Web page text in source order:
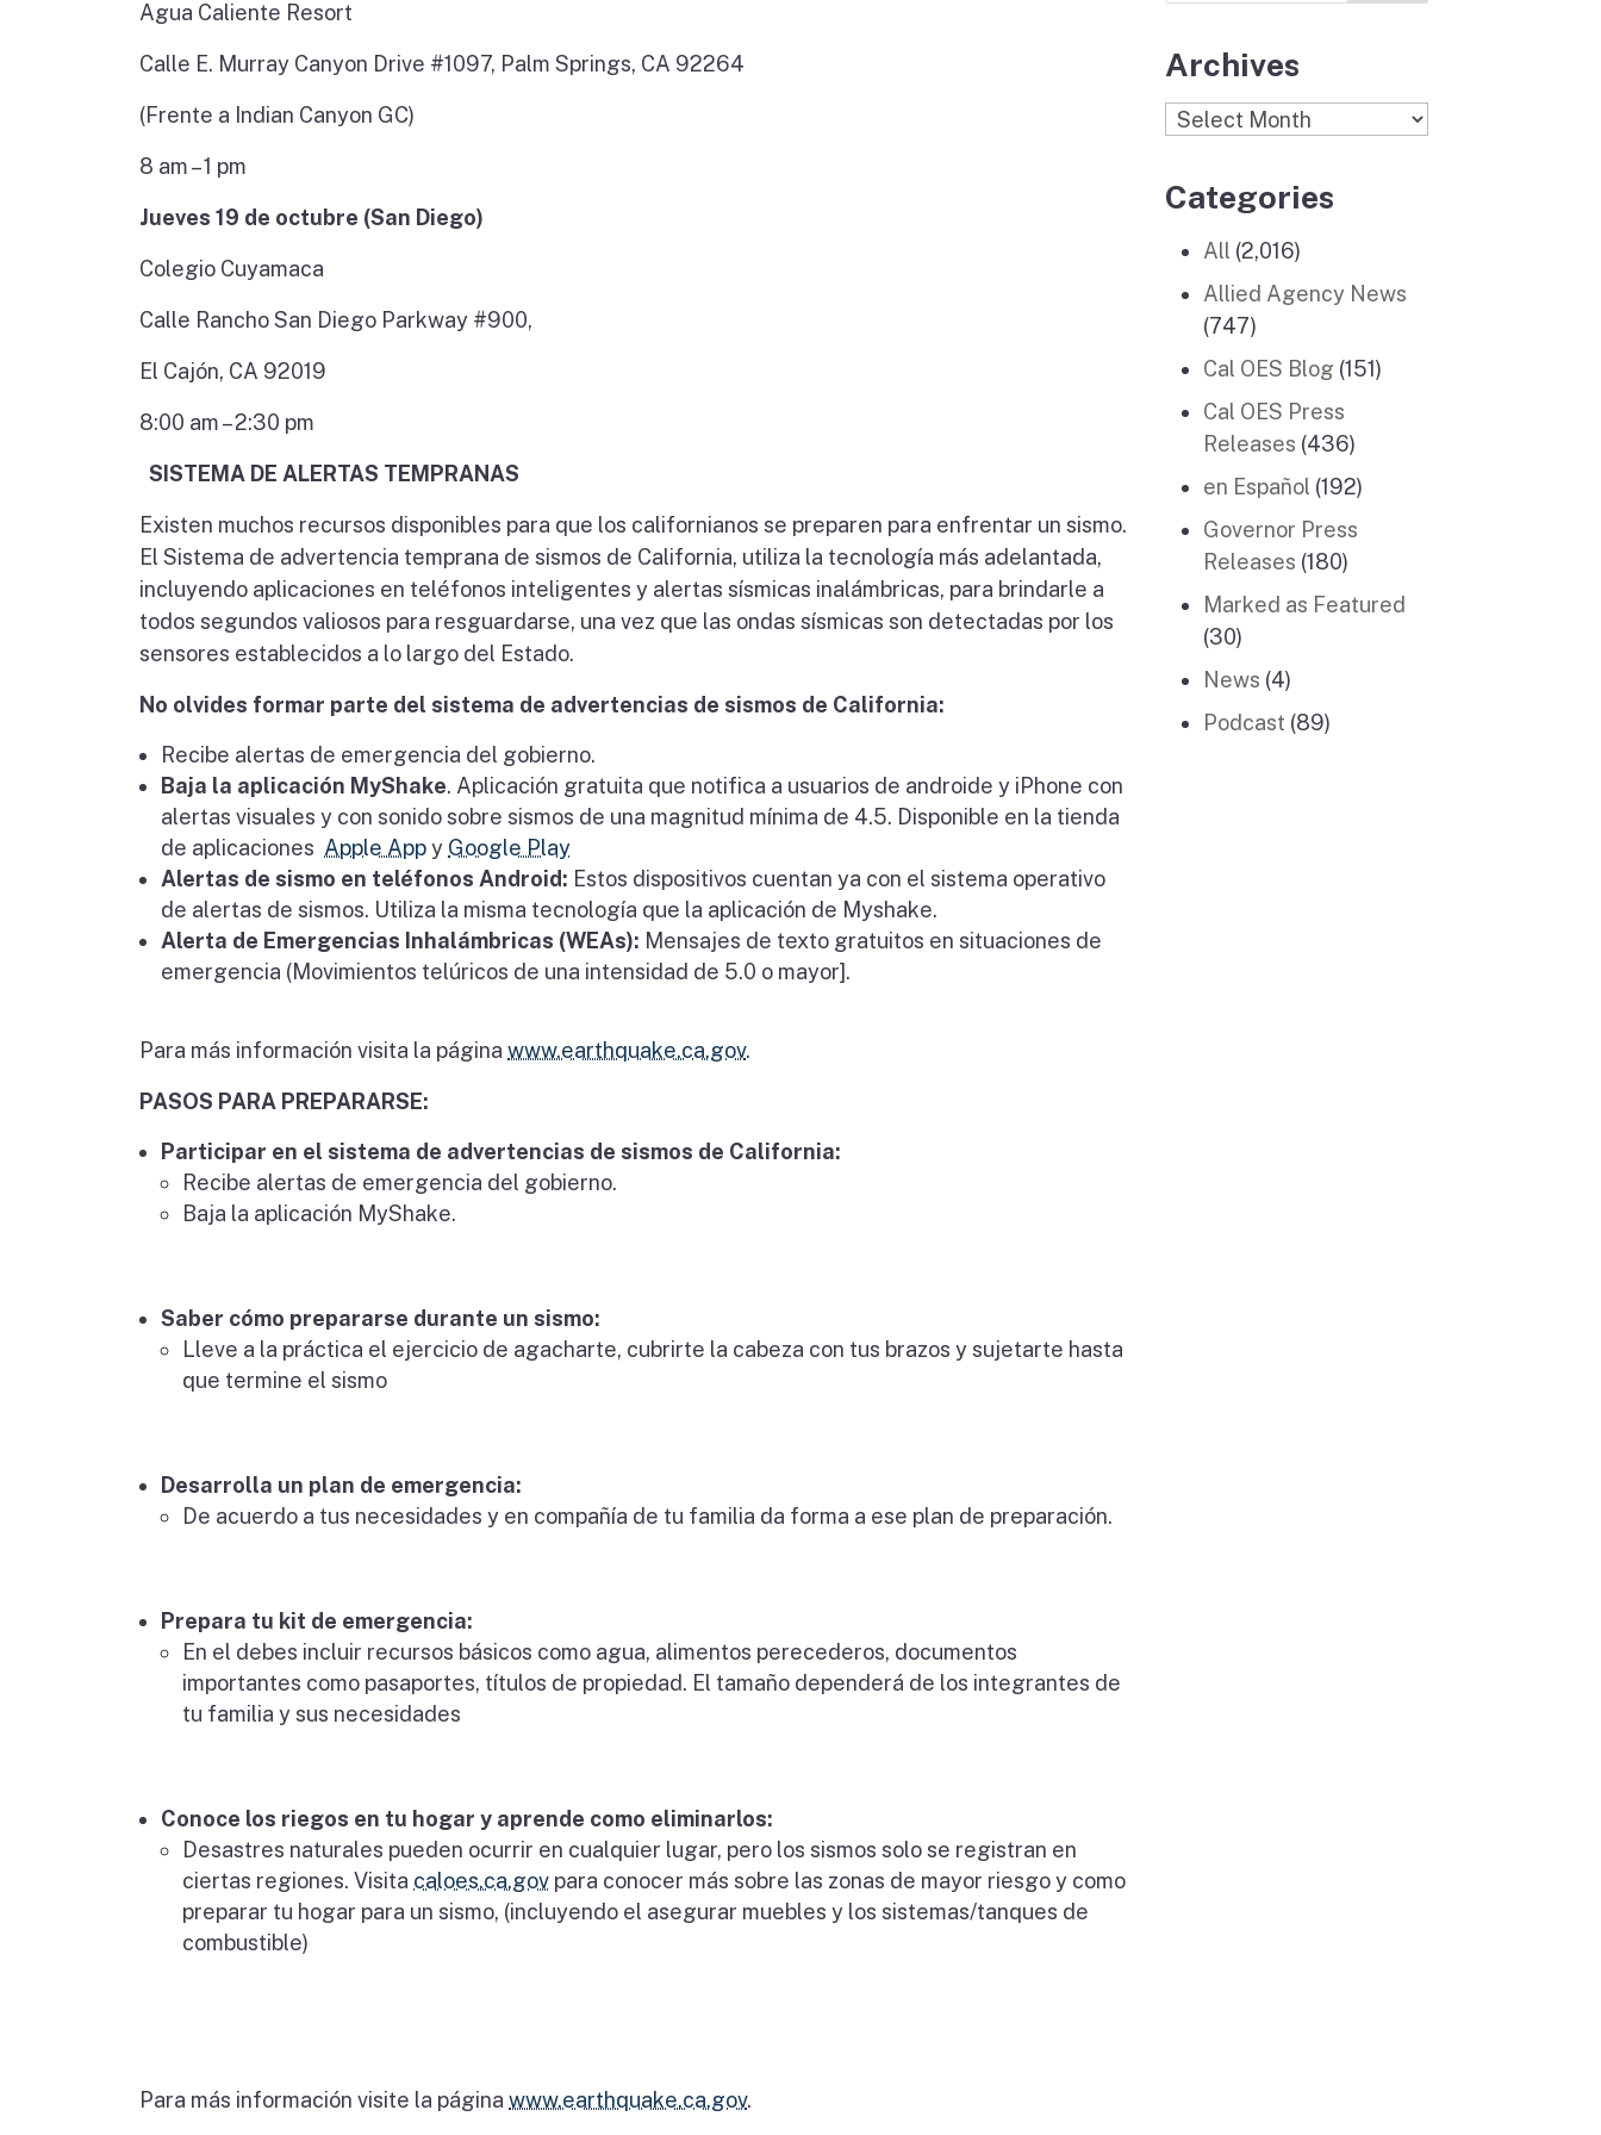
Agua Caliente Resort
Calle E. Murray Canyon Drive #1097, Palm Springs, CA 92264
(Frente a Indian Canyon GC)
8 am – 1 pm
Jueves 19 de octubre (San Diego)
Colegio Cuyamaca
Calle Rancho San Diego Parkway #900,
El Cajón, CA 92019
8:00 am – 2:30 pm
SISTEMA DE ALERTAS TEMPRANAS
Existen muchos recursos disponibles para que los californianos se preparen para enfrentar un sismo.
El Sistema de advertencia temprana de sismos de California, utiliza la tecnología más adelantada,
incluyendo aplicaciones en teléfonos inteligentes y alertas sísmicas inalámbricas, para brindarle a
todos segundos valiosos para resguardarse, una vez que las ondas sísmicas son detectadas por los
sensores establecidos a lo largo del Estado.
No olvides formar parte del sistema de advertencias de sismos de California:
Recibe alertas de emergencia del gobierno.
Baja la aplicación MyShake. Aplicación gratuita que notifica a usuarios de androide y iPhone con
alertas visuales y con sonido sobre sismos de una magnitud mínima de 4.5. Disponible en la tienda
de aplicaciones Apple Appy Google Play
Alertas de sismo en teléfonos Android: Estos dispositivos cuentan ya con el sistema operativo
de alertas de sismos. Utiliza la misma tecnología que la aplicación de Myshake.
Alerta de Emergencias Inhalámbricas (WEAs): Mensajes de texto gratuitos en situaciones de
emergencia (Movimientos telúricos de una intensidad de 5.0 o mayor].
Para más información visita la página www.earthquake.ca.gov.
PASOS PARA PREPARARSE:
Participar en el sistema de advertencias de sismos de California:
Recibe alertas de emergencia del gobierno.
Baja la aplicación MyShake.
Saber cómo prepararse durante un sismo:
Lleve a la práctica el ejercicio de agacharte, cubrirte la cabeza con tus brazos y sujetarte hasta
que termine el sismo
Desarrolla un plan de emergencia:
De acuerdo a tus necesidades y en compañía de tu familia da forma a ese plan de preparación.
Prepara tu kit de emergencia:
En el debes incluir recursos básicos como agua, alimentos perecederos, documentos
importantes como pasaportes, títulos de propiedad. El tamaño dependerá de los integrantes de
tu familia y sus necesidades
Conoce los riegos en tu hogar y aprende como eliminarlos:
Desastres naturales pueden ocurrir en cualquier lugar, pero los sismos solo se registran en
ciertas regiones. Visita caloes.ca.gov para conocer más sobre las zonas de mayor riesgo y como
preparar tu hogar para un sismo, (incluyendo el asegurar muebles y los sistemas/tanques de
combustible)
Para más información visite la página www.earthquake.ca.gov.
Archives
Archives
Categories
All (2,016)
Allied Agency News
(747)
Cal OES Blog (151)
Cal OES Press
Releases (436)
en Español (192)
Governor Press
Releases (180)
Marked as Featured
(30)
News (4)
Podcast (89)